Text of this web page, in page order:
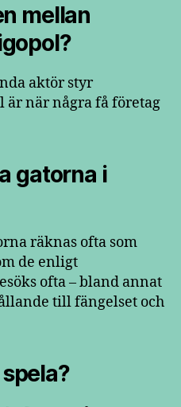
mellan
aktör styr
är när några få företag
gatorna i
räknas ofta som
de enligt
ofta – bland annat
till fängelset och